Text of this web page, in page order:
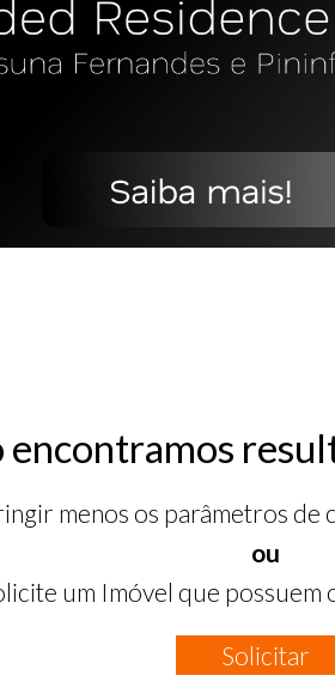
encontramos
menos os parâmetros de
ou
um Imóvel que possuem
Solicitar